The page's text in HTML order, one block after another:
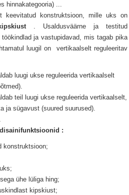
hinnakategooria) ...
konstruktsioon, mille uks on
. Usaldusväärne ja testitud
töökindlad ja vastupidavad, mis tagab pika
luugilon vertikaalselt reguleeritav
luugi ukse reguleerida vertikaalselt
teil luugi ukse reguleerida vertikaalselt,
ja sügavust (suured suurused).
disainifunktsioonid :
konstruktsioon;
ühe lüliga hing;
kipskiust;